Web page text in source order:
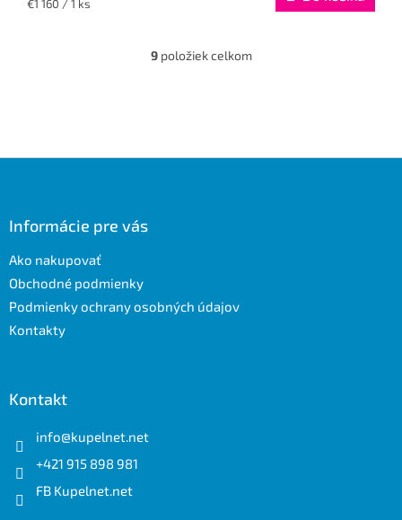
€1 160 / 1 ks
O
c
v
ý
9položiek celkom
Informácie pre vás
Ako nakupovať
Obchodné podmienky
Podmienky ochrany osobných údajov
Kontakty
Kontakt
info@kupelnet.net
+421 915 898 981
FB Kupelnet.net